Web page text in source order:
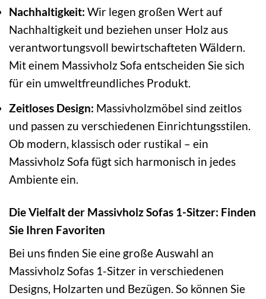
Nachhaltigkeit: Wir legen großen Wert auf
Nachhaltigkeit und beziehen unser Holz aus
verantwortungsvoll bewirtschafteten Wäldern.
Mit einem Massivholz Sofa entscheiden Sie sich
für ein umweltfreundliches Produkt.
Zeitloses Design: Massivholzmöbel sind zeitlos
und passen zu verschiedenen Einrichtungsstilen.
Ob modern, klassisch oder rustikal – ein
Massivholz Sofa fügt sich harmonisch in jedes
Ambiente ein.
Die Vielfalt der Massivholz Sofas 1-Sitzer: Finden
Sie Ihren Favoriten
Bei uns finden Sie eine große Auswahl an
Massivholz Sofas 1-Sitzer in verschiedenen
Designs, Holzarten und Bezügen. So können Sie